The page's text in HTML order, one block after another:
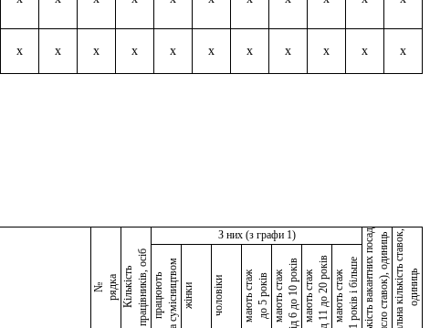
x x x x x x x x x x x
№ рядкаКількістьпрацівників, осіб
З них (з графи 1) Кількість вакантних посад(число ставок), одиницьЗагальна кількість ставок, одиниць
працюютьза сумісництвомжінки чоловіки мають стаждо 5 роківмають стажвід 6 до 10 роківмають стажвід 11 до 20 роківмають стаж21 років і більше